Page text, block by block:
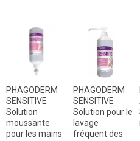
PHAGODERM
SENSITIVE
Solution
moussante
pour les mains
PHAGODERM
SENSITIVE
Solution pour le
lavage
fréquent des